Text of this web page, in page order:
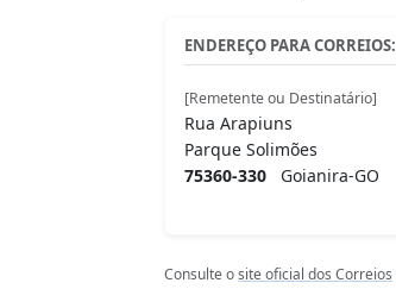
ENDEREÇO PARA CORREIOS:
[Remetente ou Destinatário]
Rua Arapiuns
Parque Solimões
75360-330 Goianira-GO
Consulte osite oficial dos Correios